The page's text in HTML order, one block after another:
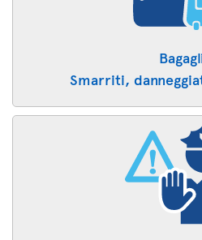
Smarriti,